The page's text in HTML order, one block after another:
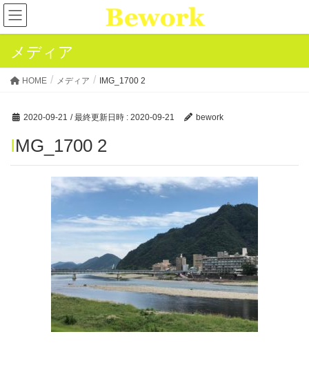
メディア
HOME メディア IMG_1700 2
2020-09-21 / 最終更新日時 : 2020-09-21 bework
IMG_1700 2